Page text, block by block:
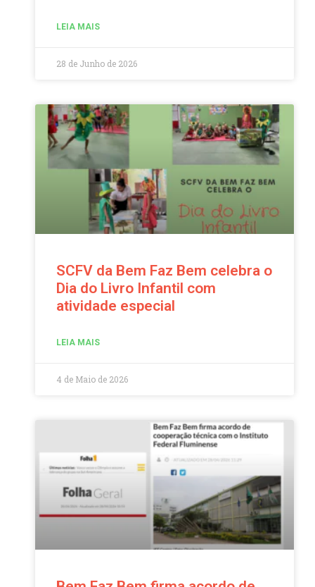
LEIA MAIS
28 de Junho de 2026
SCFV da Bem Faz Bem celebra o
Dia do Livro Infantil com
atividade especial
LEIA MAIS
4 de Maio de 2026